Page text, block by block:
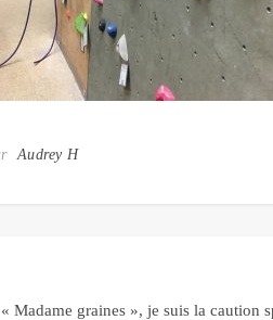
Audrey H
« Madame graines », je suis la caution